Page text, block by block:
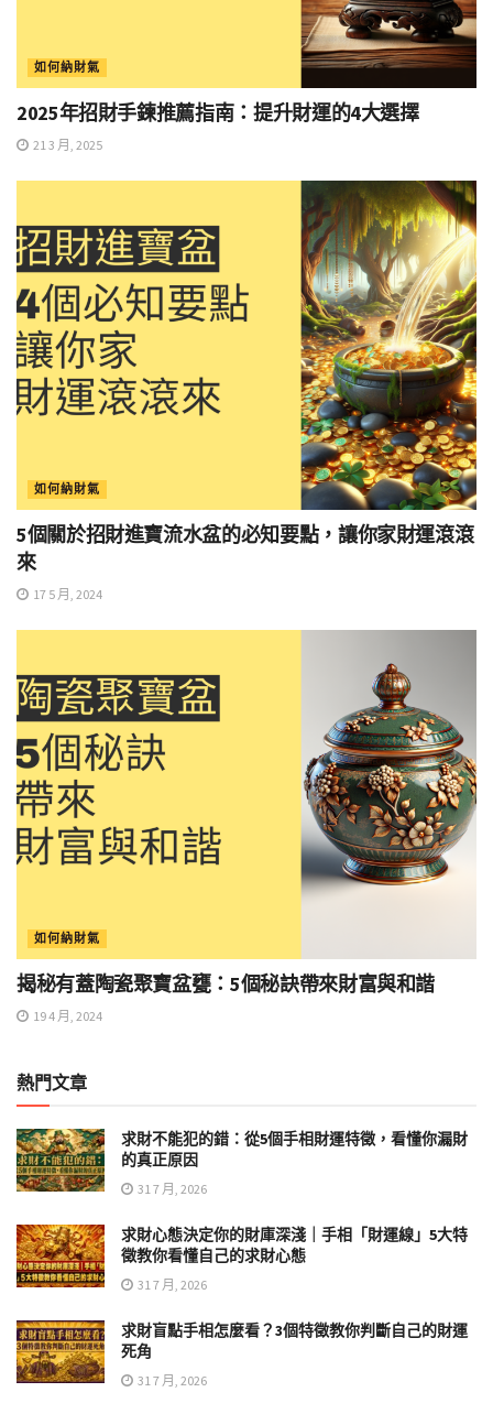
如何納財氣
2025年招財手鍊推薦指南：提升財運的4大選擇
21 3 月, 2025
如何納財氣
5個關於招財進寶流水盆的必知要點，讓你家財運滾滾
來
17 5 月, 2024
如何納財氣
揭秘有蓋陶瓷聚寶盆甕：5個秘訣帶來財富與和諧
19 4 月, 2024
熱門文章
求財不能犯的錯：從5個手相財運特徵，看懂你漏財
的真正原因
31 7 月, 2026
求財心態決定你的財庫深淺｜手相「財運線」5大特
徵教你看懂自己的求財心態
31 7 月, 2026
求財盲點手相怎麼看？3個特徵教你判斷自己的財運
死角
31 7 月, 2026